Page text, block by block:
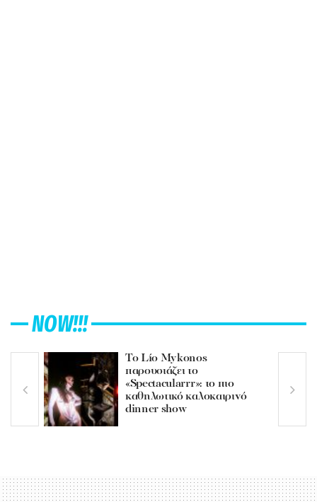
NOW!!!
Το Lío Mykonos
παρουσιάζει το
«Spectacularrr»: το πιο
καθηλωτικό καλοκαιρινό
dinner show